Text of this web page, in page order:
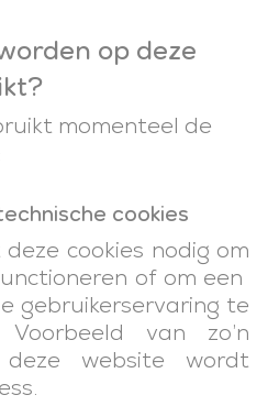
op deze
momenteel de
cookies
cookies nodig om
of om een
gebruikerservaring te
Voorbeeld van zo’n
website wordt